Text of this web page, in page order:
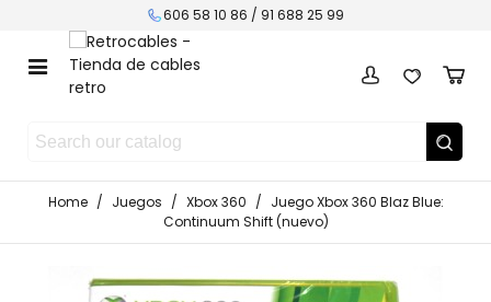
606 58 10 86 / 91 688 25 99
Home / Juegos / Xbox 360 / Juego Xbox 360 Blaz Blue:
Continuum Shift (nuevo)